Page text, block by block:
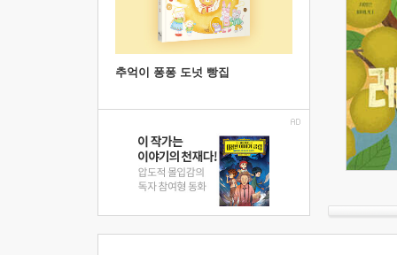
추억이 퐁퐁 도넛 빵집